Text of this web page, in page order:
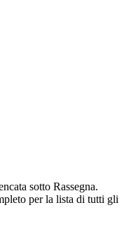
sotto Rassegna.
per la lista di tutti gli